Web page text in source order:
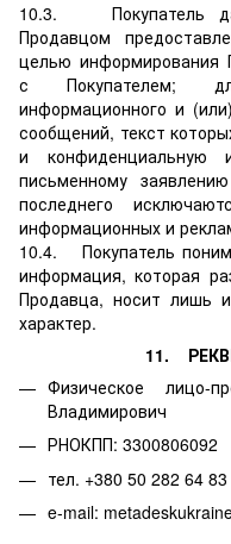
10.3. Покупатель
Продавцом
целью информирования
с Покупателем;
информационного и
сообщений, текст
и конфиденциальную
письменному
последнего
информационных и
10.4. Покупатель
информация, которая
Продавца, носит лишь
характер.
11.
Физическое лицо-
Владимирович
РНОКПП: 3300806092
тел. +380 50 282 64 83
e-mail: